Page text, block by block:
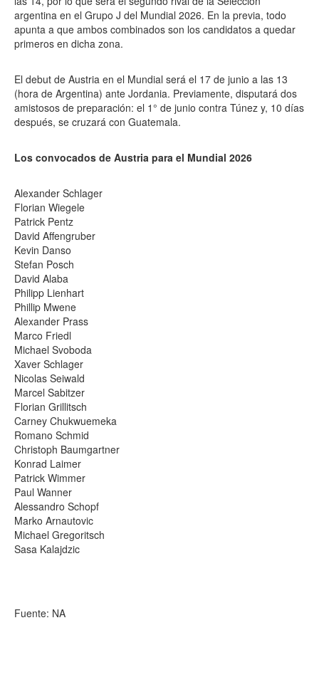
argentina en el Grupo J del Mundial 2026. En la previa, todo
apunta a que ambos combinados son los candidatos a quedar
primeros en dicha zona.
El debut de Austria en el Mundial será el 17 de junio a las 13
(hora de Argentina) ante Jordania. Previamente, disputará dos
amistosos de preparación: el 1° de junio contra Túnez y, 10 días
después, se cruzará con Guatemala.
Los convocados de Austria para el Mundial 2026
Alexander Schlager
Florian Wiegele
Patrick Pentz
David Affengruber
Kevin Danso
Stefan Posch
David Alaba
Philipp Lienhart
Phillip Mwene
Alexander Prass
Marco Friedl
Michael Svoboda
Xaver Schlager
Nicolas Seiwald
Marcel Sabitzer
Florian Grillitsch
Carney Chukwuemeka
Romano Schmid
Christoph Baumgartner
Konrad Laimer
Patrick Wimmer
Paul Wanner
Alessandro Schopf
Marko Arnautovic
Michael Gregoritsch
Sasa Kalajdzic
Fuente: NA